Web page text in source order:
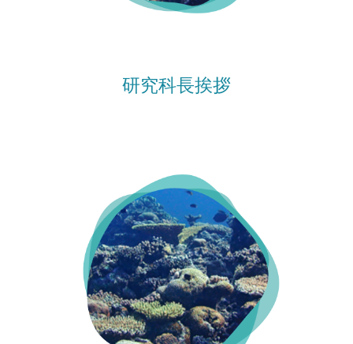
研究科長挨拶